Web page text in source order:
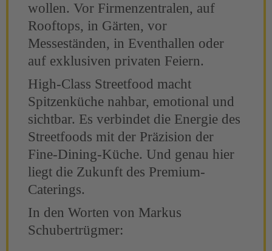
wollen. Vor Firmenzentralen, auf
Rooftops, in Gärten, vor
Messeständen, in Eventhallen oder
auf exklusiven privaten Feiern.
High-Class Streetfood macht
Spitzenküche nahbar, emotional und
sichtbar. Es verbindet die Energie des
Streetfoods mit der Präzision der
Fine-Dining-Küche. Und genau hier
liegt die Zukunft des Premium-
Caterings.
In den Worten von Markus
Schubertrügmer: